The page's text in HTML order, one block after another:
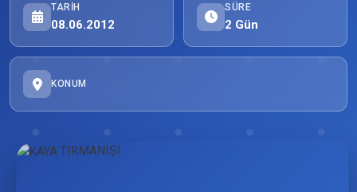
TARIH
08.06.2012
SÜRE
2 Gün
KONUM